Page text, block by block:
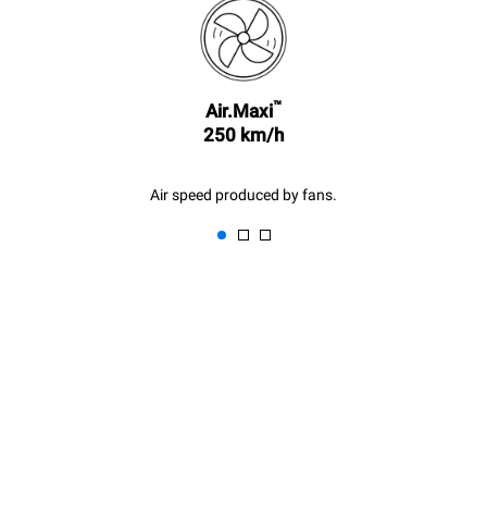
6次轻载烤鸡(载量为20%)
1次满载烘烤土豆
3次满载蒸汽烹饪
180°C空烤箱2小时
Air.Maxi™
250 km/h
Air speed produced by fans.